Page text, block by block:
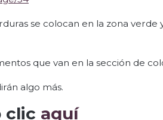
se colocan en la zona
que van en la sección de
algo más.
clic aquí